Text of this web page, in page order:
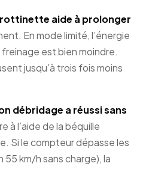
aide à prolonger
En mode limité, l’énergie
est bien moindre.
jusqu’à trois fois moins
débridage a réussi sans
à l’aide de la béquille
Si le compteur dépasse les
55 km/h sans charge), la